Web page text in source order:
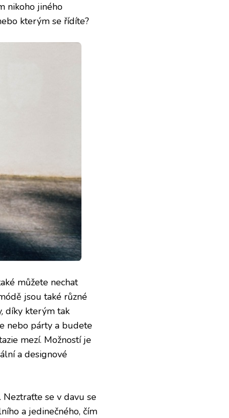
nikoho jiného
kterým se řídíte?
můžete nechat
jsou také různé
, díky kterým tak
nebo párty a budete
mezí. Možností je
a designové
. Neztraťte se v davu se
a jedinečného, čím